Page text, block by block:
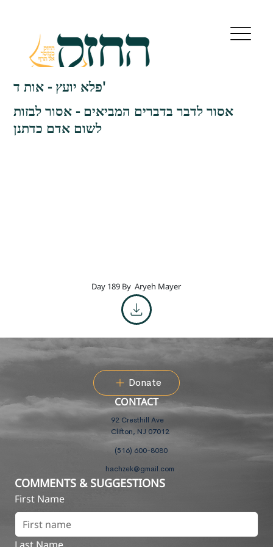
פלא יועץ - אות ד'
אסור לדבר בדברים המביאים - אסור לבזות
לשום אדם כדתנן
Day 189 By Aryeh Mayer
Donate
CONTACT
92 Cresthill Ave
Clifton, NJ 07012
(516) 600-8080
hachzek@gmail.com
COMMENTS & SUGGESTIONS
First Name